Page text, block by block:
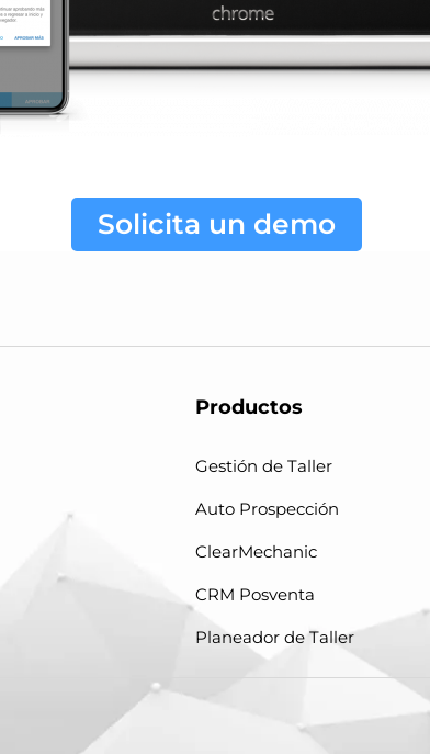
Solicita un demo
Productos
Gestión de Taller
Auto Prospección
ClearMechanic
CRM Posventa
Planeador de Taller